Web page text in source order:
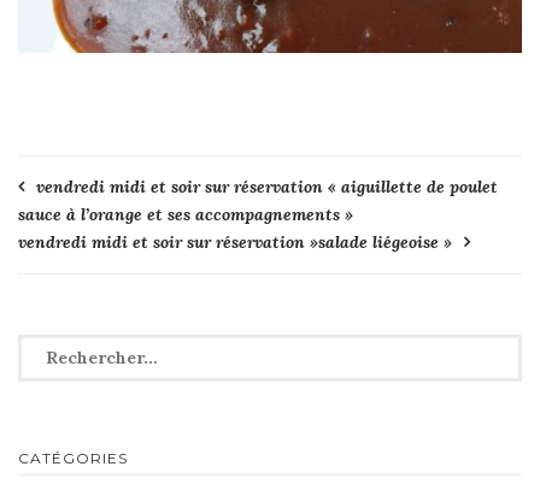
Navigation
de
l’article
vendredi midi et soir sur réservation « aiguillette de poulet
sauce à l’orange et ses accompagnements »
vendredi midi et soir sur réservation »salade liégeoise »
Rechercher :
CATÉGORIES